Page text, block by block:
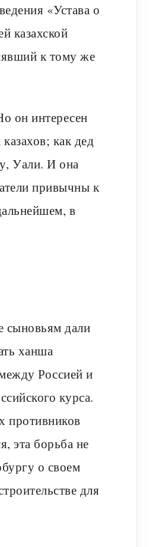
«Устава о
казахской
к тому же
он интересен
как дед
Уали. И она
привычны к
в
сыновьям дали
ханша
Россией и
курса.
противников
эта борьба не
о своем
для